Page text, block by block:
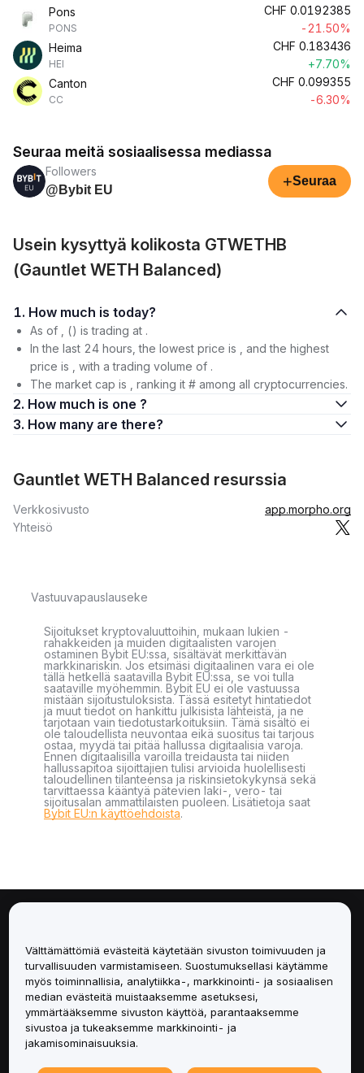
Pons
PONS
CHF 0.0192385
-21.50%
Heima
HEI
CHF 0.183436
+7.70%
Canton
CC
CHF 0.099355
-6.30%
Seuraa meitä sosiaalisessa mediassa
Followers
@Bybit EU
+Seuraa
Usein kysyttyä kolikosta GTWETHB
(Gauntlet WETH Balanced)
1. How much is today?
As of , () is trading at .
In the last 24 hours, the lowest price is , and the highest
price is , with a trading volume of .
The market cap is , ranking it # among all cryptocurrencies.
2. How much is one ?
3. How many are there?
Gauntlet WETH Balanced resurssia
Verkkosivusto
app.morpho.org
Yhteisö
Vastuuvapauslauseke
Sijoitukset kryptovaluuttoihin, mukaan lukien -
rahakkeiden ja muiden digitaalisten varojen
ostaminen Bybit EU:ssa, sisältävät merkittävän
markkinariskin. Jos etsimäsi digitaalinen vara ei ole
tällä hetkellä saatavilla Bybit EU:ssa, se voi tulla
saataville myöhemmin. Bybit EU ei ole vastuussa
mistään sijoitustuloksista. Tässä esitetyt hintatiedot
ja muut tiedot on hankittu julkisista lähteistä, ja ne
tarjotaan vain tiedotustarkoituksiin. Tämä sisältö ei
ole taloudellista neuvontaa eikä suositus tai tarjous
ostaa, myydä tai pitää hallussa digitaalisia varoja.
Ennen digitaalisilla varoilla treidausta tai niiden
hallussapitoa sijoittajien tulisi arvioida huolellisesti
taloudellinen tilanteensa ja riskinsietokykynsä sekä
tarvittaessa kääntyä pätevien laki-, vero- tai
sijoitusalan ammattilaisten puoleen. Lisätietoja saat
Bybit EU:n käyttöehdoista.
Palvelut
Tuki
Tuotteet
Välttämättömiä evästeitä käytetään sivuston toimivuuden ja
turvallisuuden varmistamiseen. Suostumuksellasi käytämme
myös toiminnallisia, analytiikka-, markkinointi- ja sosiaalisen
median evästeitä muistaaksemme asetuksesi,
ymmärtääksemme sivuston käyttöä, parantaaksemme
sivustoa ja tukeaksemme markkinointi- ja
jakamisominaisuuksia.